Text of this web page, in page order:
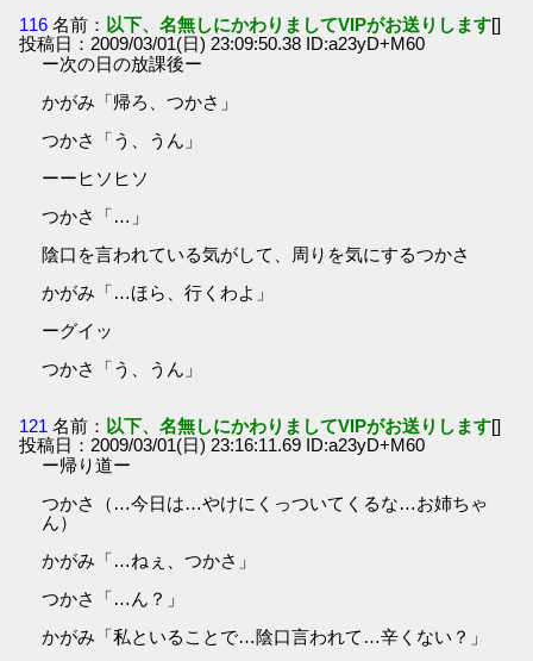
116 名前： 以下、名無しにかわりましてVIPがお送りします[]
投稿日：2009/03/01(日) 23:09:50.38 ID:a23yD+M60
ー次の日の放課後ー
かがみ「帰ろ、つかさ」
つかさ「う、うん」
ーーヒソヒソ
つかさ「…」
陰口を言われている気がして、周りを気にするつかさ
かがみ「…ほら、行くわよ」
ーグイッ
つかさ「う、うん」
121 名前： 以下、名無しにかわりましてVIPがお送りします[]
投稿日：2009/03/01(日) 23:16:11.69 ID:a23yD+M60
ー帰り道ー
つかさ（…今日は…やけにくっついてくるな…お姉ちゃ
ん）
かがみ「…ねぇ、つかさ」
つかさ「…ん？」
かがみ「私といることで…陰口言われて…辛くない？」